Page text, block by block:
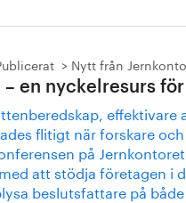
Nytt från
– en nyckelresurs
flitigt när forskare
på
att stödja företagen i
beslutsfattare på